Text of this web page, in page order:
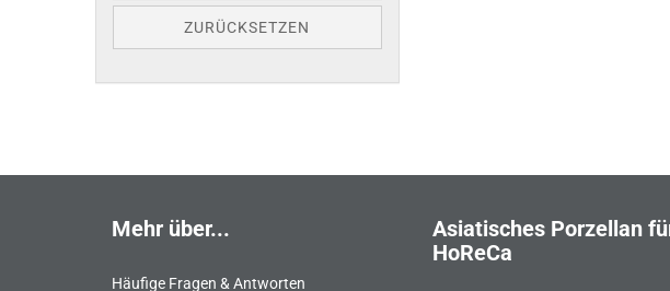
ZURÜCKSETZEN
Mehr über...
Häufige Fragen & Antworten
Asiatisches Porzellan
HoReCa